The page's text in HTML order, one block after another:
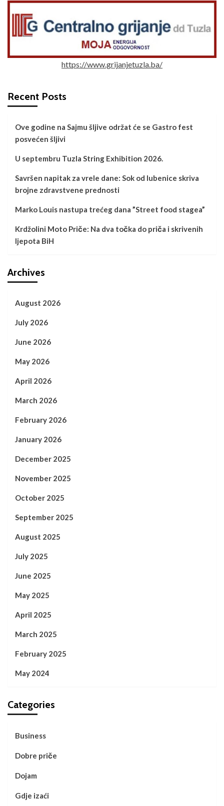
https://www.grijanjetuzla.ba/
Recent Posts
Ove godine na Sajmu šljive održat će se Gastro fest
posvećen šljivi
U septembru Tuzla String Exhibition 2026.
Savršen napitak za vrele dane: Sok od lubenice skriva
brojne zdravstvene prednosti
Marko Louis nastupa trećeg dana ”Street food stagea”
Krdžolini Moto Priče: Na dva točka do priča i skrivenih
ljepota BiH
Archives
August 2026
July 2026
June 2026
May 2026
April 2026
March 2026
February 2026
January 2026
December 2025
November 2025
October 2025
September 2025
August 2025
July 2025
June 2025
May 2025
April 2025
March 2025
February 2025
May 2024
Categories
Business
Dobre priče
Dojam
Gdje izaći